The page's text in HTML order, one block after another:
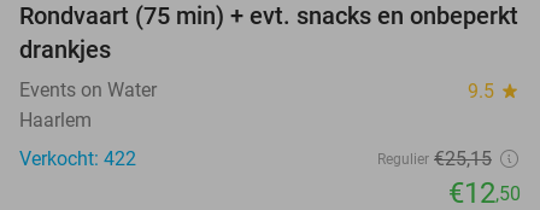
50%
Rondvaart (75 min) + evt. snacks en onbeperkt
drankjes
Events on Water 9.5 star
Haarlem
Verkocht: 422
Regulier €25,15
€12,50